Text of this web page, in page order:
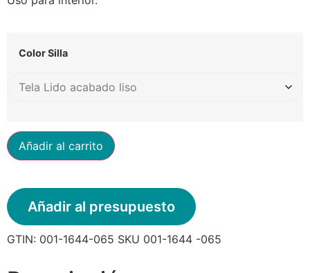
Color Silla
Añadir al carrito
Añadir al presupuesto
GTIN: 001-1644-065 SKU 001-1644 -065